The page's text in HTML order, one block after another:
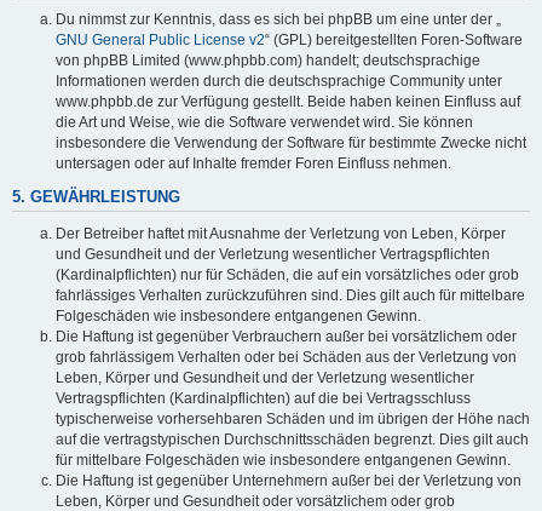
Du nimmst zur Kenntnis, dass es sich bei phpBB um eine unter der „
GNU General Public License v2“ (GPL) bereitgestellten Foren-Software
von phpBB Limited (www.phpbb.com) handelt; deutschsprachige
Informationen werden durch die deutschsprachige Community unter
www.phpbb.de zur Verfügung gestellt. Beide haben keinen Einfluss auf
die Art und Weise, wie die Software verwendet wird. Sie können
insbesondere die Verwendung der Software für bestimmte Zwecke nicht
untersagen oder auf Inhalte fremder Foren Einfluss nehmen.
5. GEWÄHRLEISTUNG
Der Betreiber haftet mit Ausnahme der Verletzung von Leben, Körper
und Gesundheit und der Verletzung wesentlicher Vertragspflichten
(Kardinalpflichten) nur für Schäden, die auf ein vorsätzliches oder grob
fahrlässiges Verhalten zurückzuführen sind. Dies gilt auch für mittelbare
Folgeschäden wie insbesondere entgangenen Gewinn.
Die Haftung ist gegenüber Verbrauchern außer bei vorsätzlichem oder
grob fahrlässigem Verhalten oder bei Schäden aus der Verletzung von
Leben, Körper und Gesundheit und der Verletzung wesentlicher
Vertragspflichten (Kardinalpflichten) auf die bei Vertragsschluss
typischerweise vorhersehbaren Schäden und im übrigen der Höhe nach
auf die vertragstypischen Durchschnittsschäden begrenzt. Dies gilt auch
für mittelbare Folgeschäden wie insbesondere entgangenen Gewinn.
Die Haftung ist gegenüber Unternehmern außer bei der Verletzung von
Leben, Körper und Gesundheit oder vorsätzlichem oder grob